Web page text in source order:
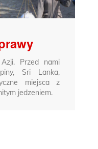
Przed nami
Sri Lanka,
miejsca z
jedzeniem.